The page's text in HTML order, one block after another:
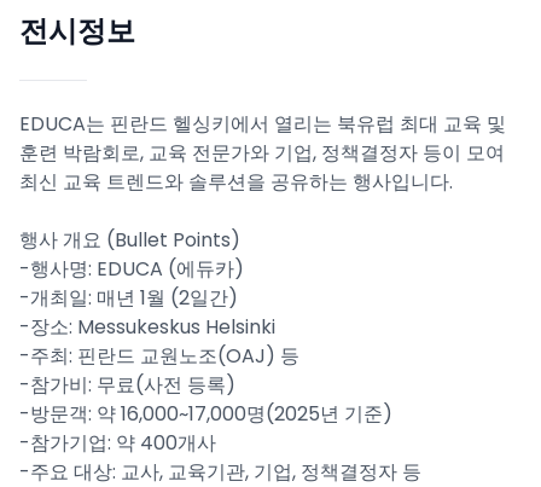
전시정보
EDUCA는 핀란드 헬싱키에서 열리는 북유럽 최대 교육 및
훈련 박람회로, 교육 전문가와 기업, 정책결정자 등이 모여
최신 교육 트렌드와 솔루션을 공유하는 행사입니다.
행사 개요 (Bullet Points)
-행사명: EDUCA (에듀카)
-개최일: 매년 1월 (2일간)
-장소: Messukeskus Helsinki
-주최: 핀란드 교원노조(OAJ) 등
-참가비: 무료(사전 등록)
-방문객: 약 16,000~17,000명(2025년 기준)
-참가기업: 약 400개사
-주요 대상: 교사, 교육기관, 기업, 정책결정자 등